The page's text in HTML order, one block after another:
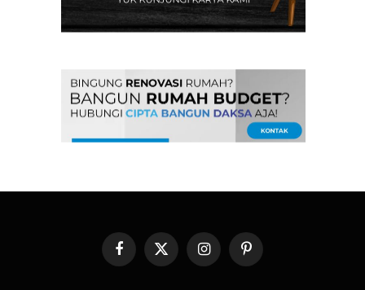
FacebookX
(Twitter)
InstagramPinterest